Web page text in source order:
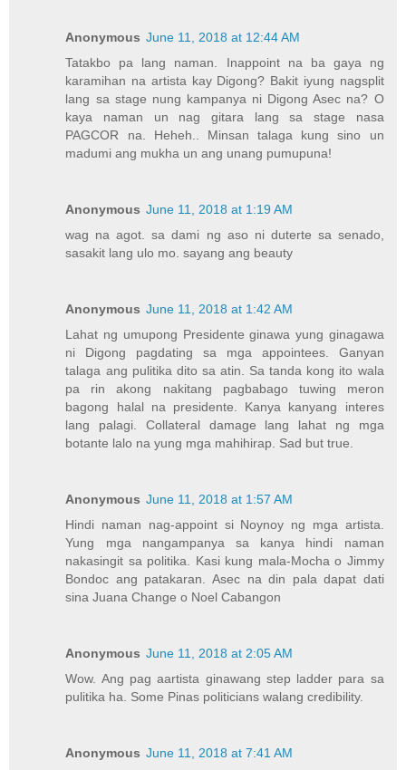
Anonymous June 11, 2018 at 12:44 AM
Tatakbo pa lang naman. Inappoint na ba gaya ng
karamihan na artista kay Digong? Bakit iyung nagsplit
lang sa stage nung kampanya ni Digong Asec na? O
kaya naman un nag gitara lang sa stage nasa
PAGCOR na. Heheh.. Minsan talaga kung sino un
madumi ang mukha un ang unang pumupuna!
Anonymous June 11, 2018 at 1:19 AM
wag na agot. sa dami ng aso ni duterte sa senado,
sasakit lang ulo mo. sayang ang beauty
Anonymous June 11, 2018 at 1:42 AM
Lahat ng umupong Presidente ginawa yung ginagawa
ni Digong pagdating sa mga appointees. Ganyan
talaga ang pulitika dito sa atin. Sa tanda kong ito wala
pa rin akong nakitang pagbabago tuwing meron
bagong halal na presidente. Kanya kanyang interes
lang palagi. Collateral damage lang lahat ng mga
botante lalo na yung mga mahihirap. Sad but true.
Anonymous June 11, 2018 at 1:57 AM
Hindi naman nag-appoint si Noynoy ng mga artista.
Yung mga nangampanya sa kanya hindi naman
nakasingit sa politika. Kasi kung mala-Mocha o Jimmy
Bondoc ang patakaran. Asec na din pala dapat dati
sina Juana Change o Noel Cabangon
Anonymous June 11, 2018 at 2:05 AM
Wow. Ang pag aartista ginawang step ladder para sa
pulitika ha. Some Pinas politicians walang credibility.
Anonymous June 11, 2018 at 7:41 AM